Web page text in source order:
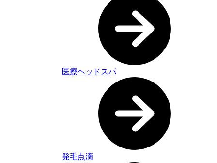
医療ヘッドスパ
発毛点滴